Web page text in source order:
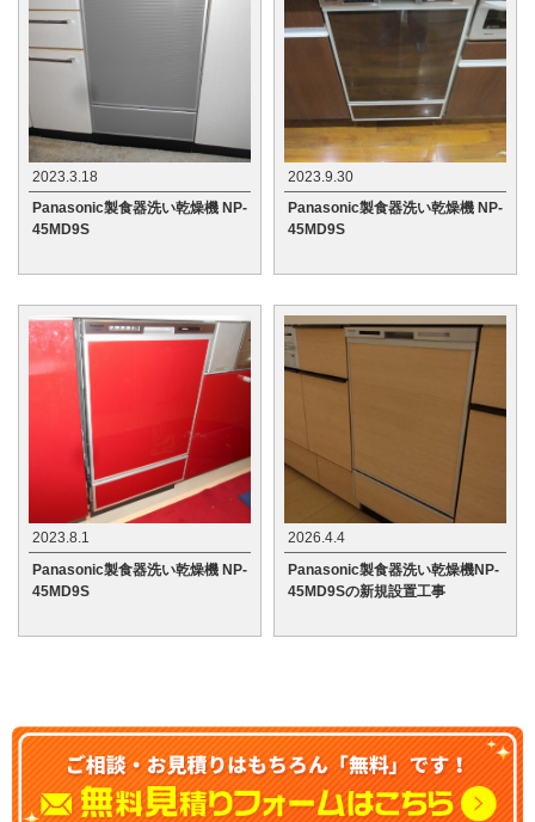
2023.3.18
Panasonic製食器洗い乾燥機 NP-
45MD9S
2023.9.30
Panasonic製食器洗い乾燥機 NP-
45MD9S
2023.8.1
Panasonic製食器洗い乾燥機 NP-
45MD9S
2026.4.4
Panasonic製食器洗い乾燥機NP-
45MD9Sの新規設置工事